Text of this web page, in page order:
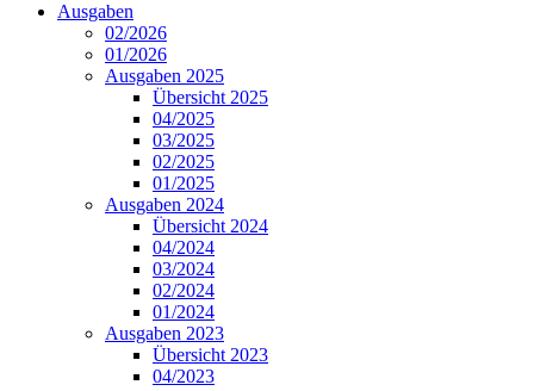
Ausgaben
02/2026
01/2026
Ausgaben 2025
Übersicht 2025
04/2025
03/2025
02/2025
01/2025
Ausgaben 2024
Übersicht 2024
04/2024
03/2024
02/2024
01/2024
Ausgaben 2023
Übersicht 2023
04/2023